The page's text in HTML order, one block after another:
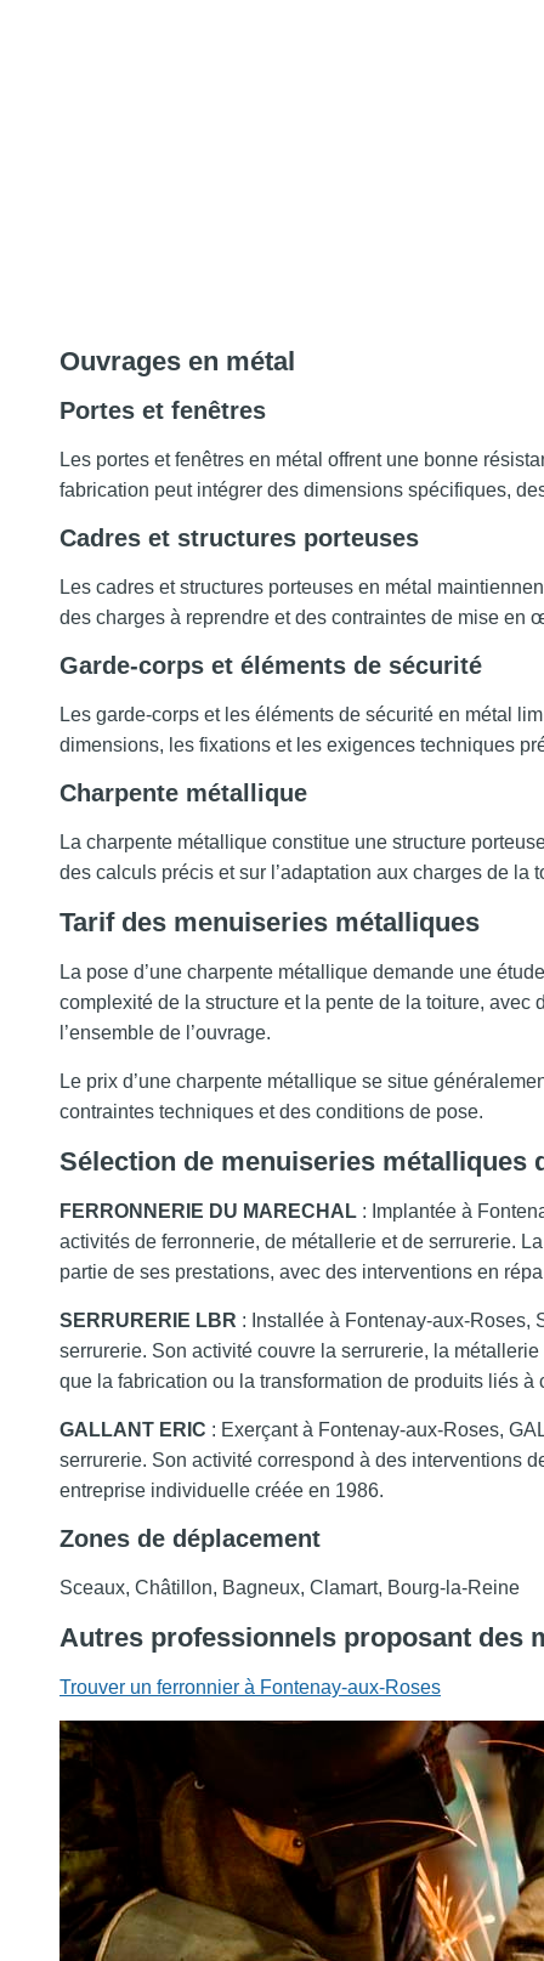
Ouvrages en métal
Portes et fenêtres
Les portes et fenêtres en métal offrent une bonne
fabrication peut intégrer des dimensions spécifiques,
Cadres et structures porteuses
Les cadres et structures porteuses en métal
des charges à reprendre et des contraintes de mise en
Garde-corps et éléments de sécurité
Les garde-corps et les éléments de sécurité en métal
dimensions, les fixations et les exigences techniques
Charpente métallique
La charpente métallique constitue une structure
des calculs précis et sur l’adaptation aux charges de la
Tarif des menuiseries métalliques
La pose d’une charpente métallique demande une
complexité de la structure et la pente de la toiture, avec
l’ensemble de l’ouvrage.
Le prix d’une charpente métallique se situe
contraintes techniques et des conditions de pose.
Sélection de menuiseries métalliques
FERRONNERIE DU MARECHAL : Implantée à
activités de ferronnerie, de métallerie et de serrurerie.
partie de ses prestations, avec des interventions en
SERRURERIE LBR : Installée à Fontenay-aux-Roses,
serrurerie. Son activité couvre la serrurerie, la
que la fabrication ou la transformation de produits liés à
GALLANT ERIC : Exerçant à Fontenay-aux-Roses,
serrurerie. Son activité correspond à des interventions
entreprise individuelle créée en 1986.
Zones de déplacement
Sceaux, Châtillon, Bagneux, Clamart, Bourg-la-Reine
Autres professionnels proposant des
Trouver un ferronnier à Fontenay-aux-Roses